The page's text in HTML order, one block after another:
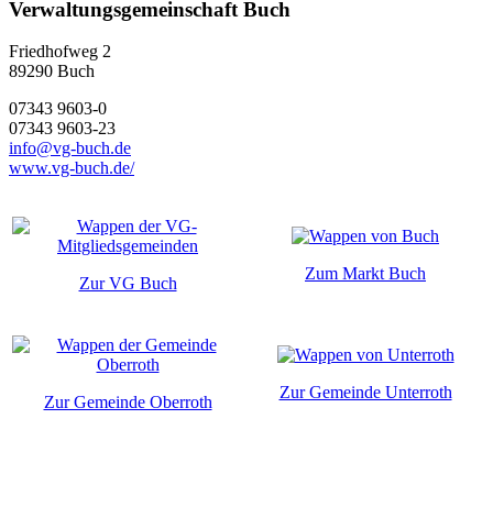
Verwaltungsgemeinschaft Buch
Friedhofweg 2
89290 Buch
07343 9603-0
07343 9603-23
info@vg-buch.de
www.vg-buch.de/
Zur VG Buch
Zum Markt Buch
Zur Gemeinde Oberroth
Zur Gemeinde Unterroth